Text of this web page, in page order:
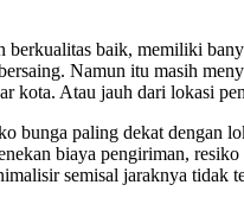
berkualitas baik, memiliki
Namun itu masih
kota. Atau jauh dari lokasi
bunga paling dekat dengan
biaya pengiriman,
semisal jaraknya tidak